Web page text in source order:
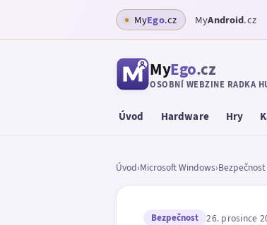
MyEgo.cz MyAndroid.cz
MyEgo.cz
OSOBNÍ WEBZINE RADKA
Úvod Hardware Hry
Úvod›Microsoft Windows›Bezpečnost
Bezpečnost 26. prosince